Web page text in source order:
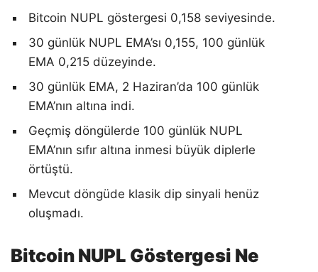
Bitcoin NUPL göstergesi 0,158 seviyesinde.
30 günlük NUPL EMA’sı 0,155, 100 günlük
EMA 0,215 düzeyinde.
30 günlük EMA, 2 Haziran’da 100 günlük
EMA’nın altına indi.
Geçmiş döngülerde 100 günlük NUPL
EMA’nın sıfır altına inmesi büyük diplerle
örtüştü.
Mevcut döngüde klasik dip sinyali henüz
oluşmadı.
Bitcoin NUPL Göstergesi Ne